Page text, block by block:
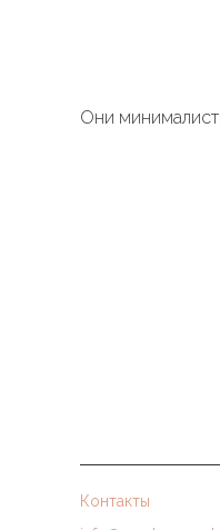
Они
Да, в
Формы с ретро-
Да, благодаря
Да. Модели
Контакты